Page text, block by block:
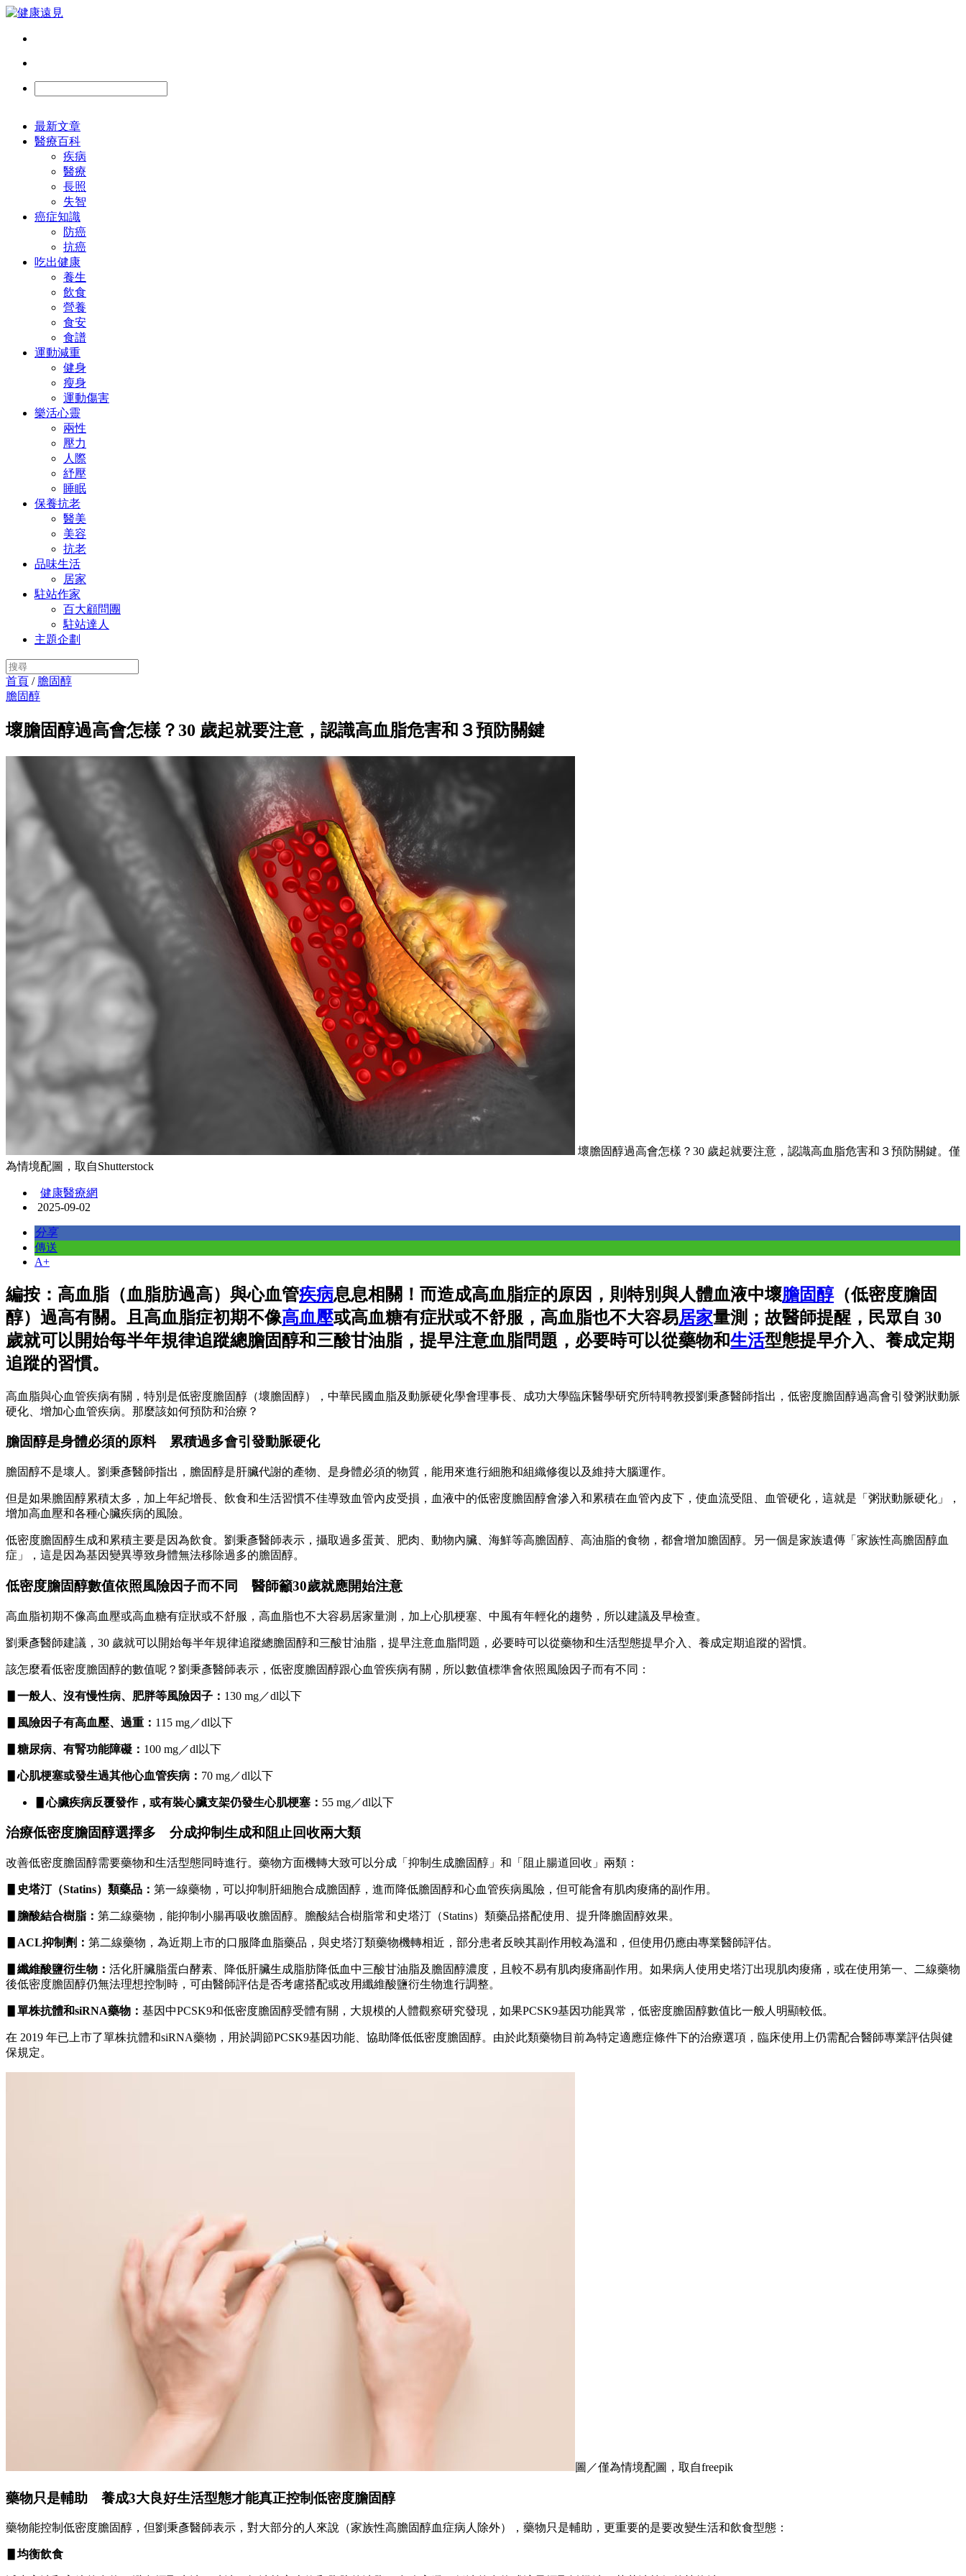
最新文章
醫療百科
疾病
醫療
長照
失智
癌症知識
防癌
抗癌
吃出健康
養生
飲食
營養
食安
食譜
運動減重
健身
瘦身
運動傷害
樂活心靈
兩性
壓力
人際
紓壓
睡眠
保養抗老
醫美
美容
抗老
品味生活
居家
駐站作家
百大顧問團
駐站達人
主題企劃
首頁 / 膽固醇
膽固醇
壞膽固醇過高會怎樣？30 歲起就要注意，認識高血脂危害和３預防關鍵
壞膽固醇過高會怎樣？30 歲起就要注意，認識高血脂危害和３預防關鍵。僅
為情境配圖，取自Shutterstock
健康醫療網
2025-09-02
分享
傳送
A+
編按：高血脂（血脂肪過高）與心血管疾病息息相關！而造成高血脂症的原因，則特別與人體血液中壞膽固醇（低密度膽固
醇）過高有關。且高血脂症初期不像高血壓或高血糖有症狀或不舒服，高血脂也不大容易居家量測；故醫師提醒，民眾自 30
歲就可以開始每半年規律追蹤總膽固醇和三酸甘油脂，提早注意血脂問題，必要時可以從藥物和生活型態提早介入、養成定期
追蹤的習慣。
高血脂與心血管疾病有關，特別是低密度膽固醇（壞膽固醇），中華民國血脂及動脈硬化學會理事長、成功大學臨床醫學研究所特聘教授劉秉彥醫師指出，低密度膽固醇過高會引發粥狀動脈
硬化、增加心血管疾病。那麼該如何預防和治療？
膽固醇是身體必須的原料 累積過多會引發動脈硬化
膽固醇不是壞人。劉秉彥醫師指出，膽固醇是肝臟代謝的產物、是身體必須的物質，能用來進行細胞和組織修復以及維持大腦運作。
但是如果膽固醇累積太多，加上年紀增長、飲食和生活習慣不佳導致血管內皮受損，血液中的低密度膽固醇會滲入和累積在血管內皮下，使血流受阻、血管硬化，這就是「粥狀動脈硬化」，
增加高血壓和各種心臟疾病的風險。
低密度膽固醇生成和累積主要是因為飲食。劉秉彥醫師表示，攝取過多蛋黃、肥肉、動物內臟、海鮮等高膽固醇、高油脂的食物，都會增加膽固醇。另一個是家族遺傳「家族性高膽固醇血
症」，這是因為基因變異導致身體無法移除過多的膽固醇。
低密度膽固醇數值依照風險因子而不同 醫師籲30歲就應開始注意
高血脂初期不像高血壓或高血糖有症狀或不舒服，高血脂也不大容易居家量測，加上心肌梗塞、中風有年輕化的趨勢，所以建議及早檢查。
劉秉彥醫師建議，30 歲就可以開始每半年規律追蹤總膽固醇和三酸甘油脂，提早注意血脂問題，必要時可以從藥物和生活型態提早介入、養成定期追蹤的習慣。
該怎麼看低密度膽固醇的數值呢？劉秉彥醫師表示，低密度膽固醇跟心血管疾病有關，所以數值標準會依照風險因子而有不同：
▋一般人、沒有慢性病、肥胖等風險因子： 130 mg／dl以下
▋風險因子有高血壓、過重： 115 mg／dl以下
▋糖尿病、有腎功能障礙： 100 mg／dl以下
▋心肌梗塞或發生過其他心血管疾病： 70 mg／dl以下
▋心臟疾病反覆發作，或有裝心臟支架仍發生心肌梗塞： 55 mg／dl以下
治療低密度膽固醇選擇多 分成抑制生成和阻止回收兩大類
改善低密度膽固醇需要藥物和生活型態同時進行。藥物方面機轉大致可以分成「抑制生成膽固醇」和「阻止腸道回收」兩類：
▋史塔汀（Statins）類藥品： 第一線藥物，可以抑制肝細胞合成膽固醇，進而降低膽固醇和心血管疾病風險，但可能會有肌肉痠痛的副作用。
▋膽酸結合樹脂： 第二線藥物，能抑制小腸再吸收膽固醇。膽酸結合樹脂常和史塔汀（Statins）類藥品搭配使用、提升降膽固醇效果。
▋ACL抑制劑： 第二線藥物，為近期上市的口服降血脂藥品，與史塔汀類藥物機轉相近，部分患者反映其副作用較為溫和，但使用仍應由專業醫師評估。
▋纖維酸鹽衍生物： 活化肝臟脂蛋白酵素、降低肝臟生成脂肪降低血中三酸甘油脂及膽固醇濃度，且較不易有肌肉痠痛副作用。如果病人使用史塔汀出現肌肉痠痛，或在使用第一、二線藥物
後低密度膽固醇仍無法理想控制時，可由醫師評估是否考慮搭配或改用纖維酸鹽衍生物進行調整。
▋單株抗體和siRNA藥物： 基因中PCSK9和低密度膽固醇受體有關，大規模的人體觀察研究發現，如果PCSK9基因功能異常，低密度膽固醇數值比一般人明顯較低。
在 2019 年已上市了單株抗體和siRNA藥物，用於調節PCSK9基因功能、協助降低低密度膽固醇。由於此類藥物目前為特定適應症條件下的治療選項，臨床使用上仍需配合醫師專業評估與健
保規定。
圖／僅為情境配圖，取自freepik
藥物只是輔助 養成3大良好生活型態才能真正控制低密度膽固醇
藥物能控制低密度膽固醇，但劉秉彥醫師表示，對大部分的人來說（家族性高膽固醇血症病人除外），藥物只是輔助，更重要的是要改變生活和飲食型態：
▋均衡飲食